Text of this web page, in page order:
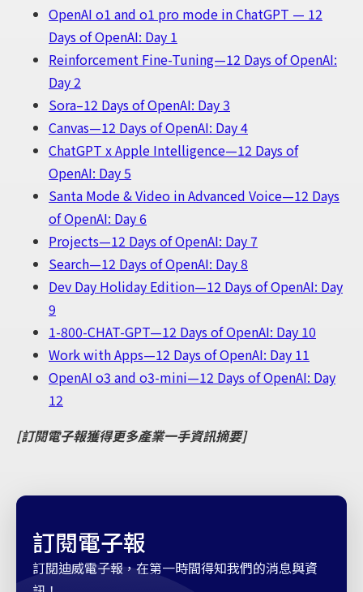
OpenAI o1 and o1 pro mode in ChatGPT — 12
Days of OpenAI: Day 1
Reinforcement Fine-Tuning—12 Days of OpenAI:
Day 2
Sora–12 Days of OpenAI: Day 3
Canvas—12 Days of OpenAI: Day 4
ChatGPT x Apple Intelligence—12 Days of
OpenAI: Day 5
Santa Mode & Video in Advanced Voice—12 Days
of OpenAI: Day 6
Projects—12 Days of OpenAI: Day 7
Search—12 Days of OpenAI: Day 8
Dev Day Holiday Edition—12 Days of OpenAI: Day
9
1-800-CHAT-GPT—12 Days of OpenAI: Day 10
Work with Apps—12 Days of OpenAI: Day 11
OpenAI o3 and o3-mini—12 Days of OpenAI: Day
12
[訂閱電子報獲得更多產業一手資訊摘要]
訂閱電子報
訂閱迪威電子報，在第一時間得知我們的消息與資